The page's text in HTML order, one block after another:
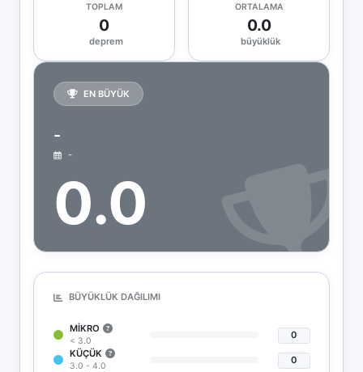
TOPLAM
0
deprem
ORTALAMA
0.0
büyüklük
EN BÜYÜK
-
-
0.0
BÜYÜKLÜK DAĞILIMI
MIKRO
< 3.0
0
KÜÇÜK
3.0 - 4.0
0